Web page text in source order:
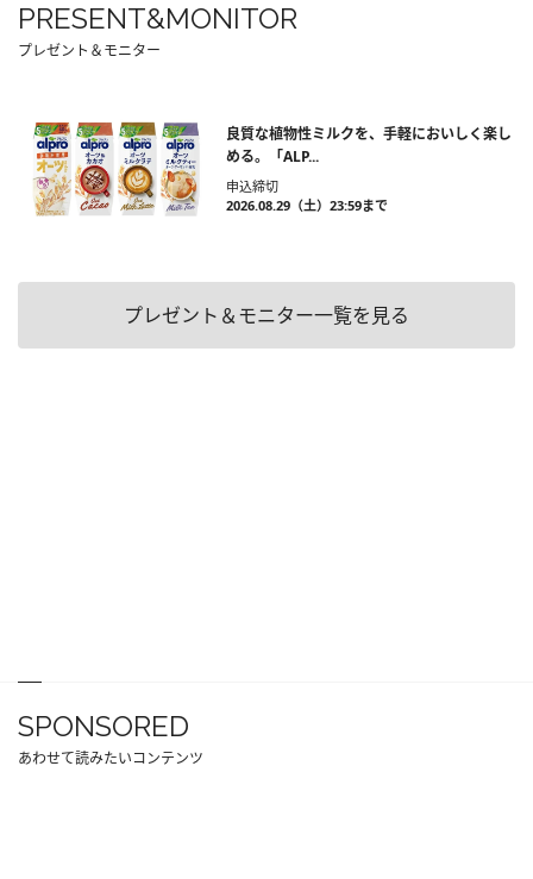
PRESENT&MONITOR
プレゼント＆モニター
良質な植物性ミルクを、手軽においしく楽し
める。「ALP...
申込締切
2026.08.29（土）23:59まで
プレゼント＆モニター一覧を見る
SPONSORED
あわせて読みたいコンテンツ